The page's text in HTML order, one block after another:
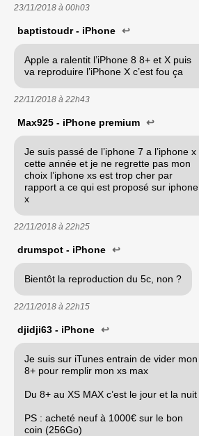
23/11/2018 à 00h03
baptistoudr - iPhone ↩
Apple a ralentit l’iPhone 8 8+ et X puis
va reproduire l’iPhone X c’est fou ça
22/11/2018 à 22h43
Max925 - iPhone premium ↩
Je suis passé de l’iphone 7 a l’iphone x
cette année et je ne regrette pas mon
choix l’iphone xs est trop cher par
rapport a ce qui est proposé sur iphone
x
22/11/2018 à 22h25
drumspot - iPhone ↩
Bientôt la reproduction du 5c, non ?
22/11/2018 à 22h15
djidji63 - iPhone ↩
Je suis sur iTunes entrain de vider mon
8+ pour remplir mon xs max
Du 8+ au XS MAX c’est le jour et la nuit
PS : acheté neuf à 1000€ sur le bon
coin (256Go)